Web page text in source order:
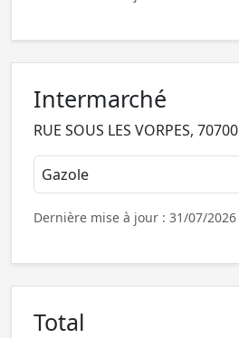
Intermarché
RUE SOUS LES VORPES,
Gazole
Dernière mise à jour : 31/07/2026
Total